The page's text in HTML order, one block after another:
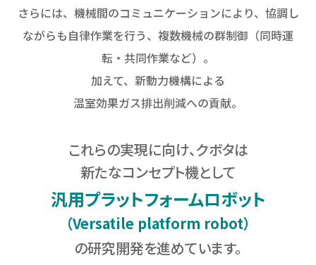
さらには、機械間のコミュニケーションにより、 協調し
ながらも自律作業を行う、複数機械の群制御（同時運
転・共同作業など）。
加えて、新動力機構による
温室効果ガス排出削減への貢献。
これらの実現に向け、クボタは
新たなコンセプト機として
汎用プラットフォームロボット
（Versatile platform robot）
の研究開発を進めています。